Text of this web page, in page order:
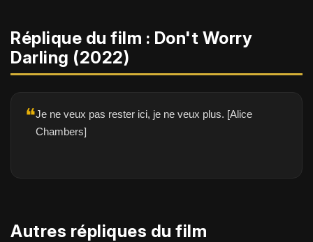
Réplique du film : Don't Worry
Darling (2022)
❝Je ne veux pas rester ici, je ne veux plus. [Alice
Chambers]
Autres répliques du film